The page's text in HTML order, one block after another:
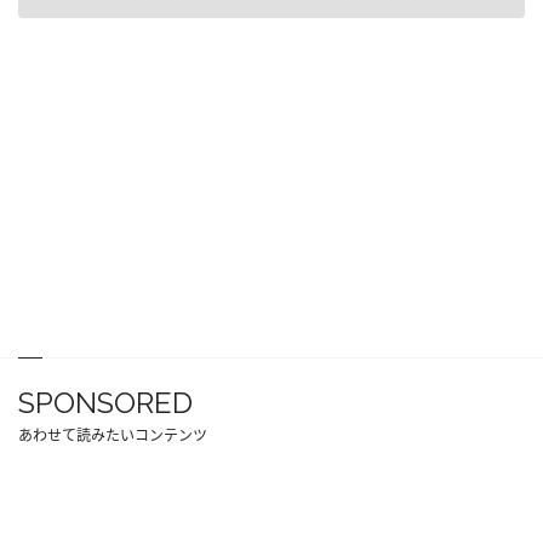
SPONSORED
あわせて読みたいコンテンツ